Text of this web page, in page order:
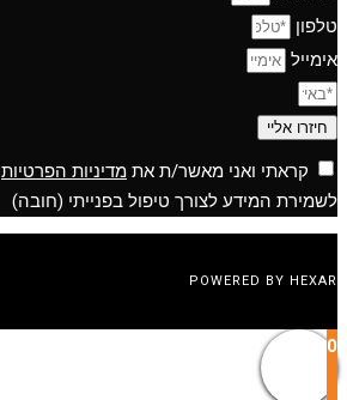
טלפון
אימייל
חיזרו אליי
קראתי ואני מאשר/ת אתמדיניות הפרטיות
לשמירת המידע לצורך טיפול בפנייתי (חובה)
POWERED BY HEXAR
0